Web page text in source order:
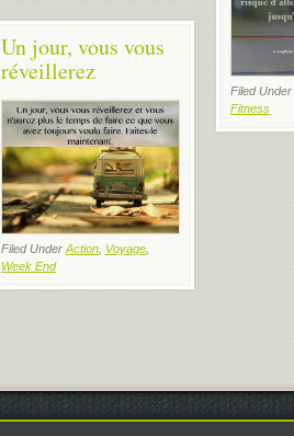
Filed Under
Fitness
Un jour, vous vous
réveillerez
Filed Under Action Voyage
Week End